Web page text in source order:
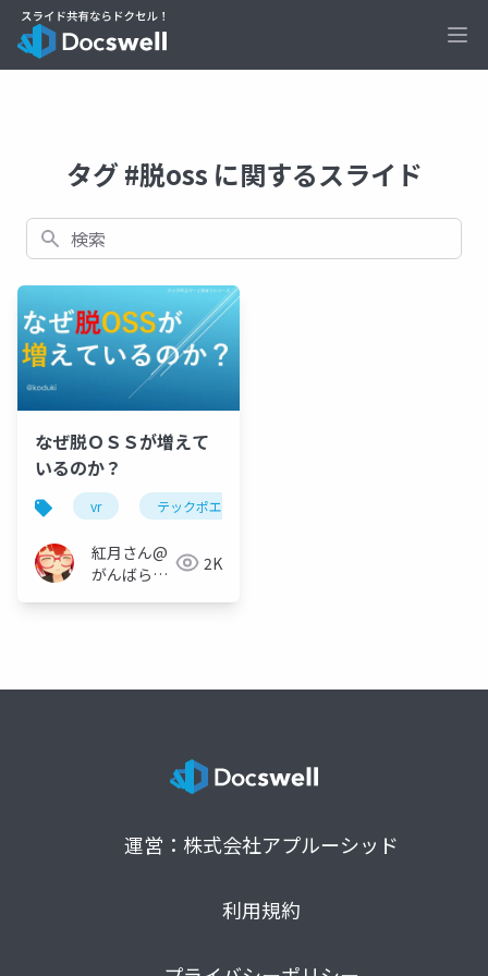
タグ #脱oss に関するスライド
検索
なぜ脱ＯＳＳが増えて
いるのか？
vr テックポエム
紅月さん@
がんばらな
2K
運営：株式会社アプルーシッド
利用規約